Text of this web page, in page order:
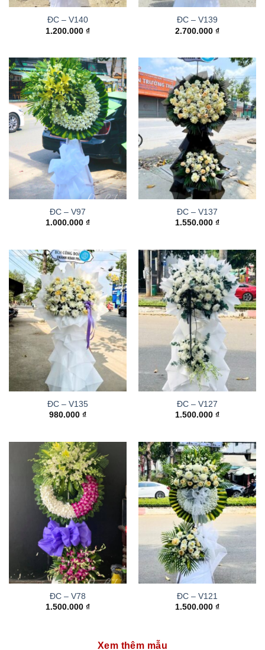
ĐC – V140
1.200.000 ₫
ĐC – V139
2.700.000 ₫
ĐC – V97
1.000.000 ₫
ĐC – V137
1.550.000 ₫
ĐC – V135
980.000 ₫
ĐC – V127
1.500.000 ₫
ĐC – V78
1.500.000 ₫
ĐC – V121
1.500.000 ₫
Xem thêm mẫu